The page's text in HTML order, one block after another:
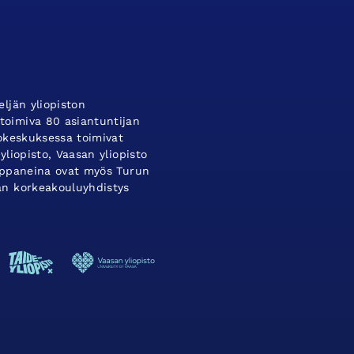
yliopiston
80 asiantuntijan
toimivat
Vaasan yliopisto
ovat myös Turun
korkeakouluyhdistys